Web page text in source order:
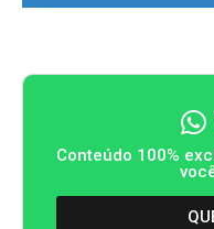
Conteúdo 100%